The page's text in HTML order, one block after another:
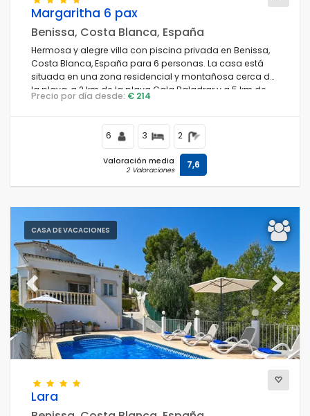
Margaritha 6 pax
Benissa, Costa Blanca, España
Hermosa y alegre villa con piscina privada en Benissa,
Costa Blanca, España para 6 personas. La casa está
situada en una zona residencial y montañosa cerca de
la playa, a 2 km de la playa Cala Baladrar y a 5 km de
Moraira.
Precio por día desde: € 214
6 3 2
Valoración media
2 Valoraciones 7,6
CASA DE VACACIONES
Previous Next
Lara